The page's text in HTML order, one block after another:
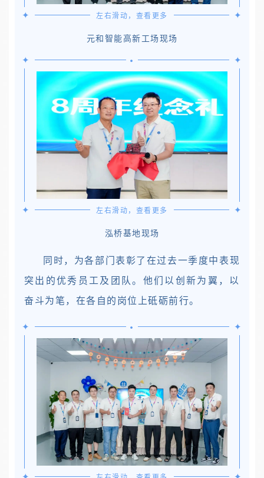
✦ 左右滑动，查看更多 ✦
元和智能高新工场现场
✦ • ✦
✦ 左右滑动，查看更多 ✦
泓桥基地现场
同时，为各部门表彰了在过去一季度中表现
突出的优秀员工及团队。他们以创新为翼，以
奋斗为笔，在各自的岗位上砥砺前行。
✦ • ✦